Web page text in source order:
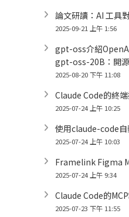
論文研讀：AI 工具
2025-09-21 上午 1:56
gpt-oss介紹
gpt-oss-20B：開
2025-08-20 下午 11:08
Claude Code的終
2025-07-24 上午 10:25
使用claude-code
2025-07-24 上午 10:03
Framelink Figma
2025-07-24 上午 9:34
Claude Code的
2025-07-23 下午 11:55